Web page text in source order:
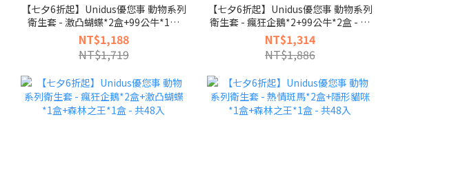
【七夕6折起】Unidus優您事 動物系列
衛生套 - 激凸蝴蝶*2盒+99公牛*1盒
+隱形貓咪*1盒 - 共48入
NT$1,188
NT$1,719
【七夕6折起】Unidus優您事 動物系列
衛生套 - 瘋狂企鵝*2+99公牛*2盒 - 共
48入
NT$1,314
NT$1,886